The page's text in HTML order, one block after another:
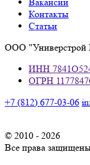
Контакты
Статьи
ООО
ИНН
ОГРН
+7 (812) 677-03-06
© 2010 - 2026
Все права